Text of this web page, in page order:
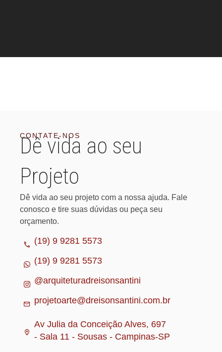
CONTATE-NOS
Dê vida ao seu
Projeto
Dê vida ao seu projeto com a nossa ajuda. Fale
conosco e tire suas dúvidas ou peça seu
orçamento.
(19) 9 9281 5573
(19) 9 9281 5573
@arquiteturadreisonsantini
projetoarte@dreisonsantini.com.br
Av Julia da Conceição Alves, 697
- Sala 11 - Sousas - Campinas-SP